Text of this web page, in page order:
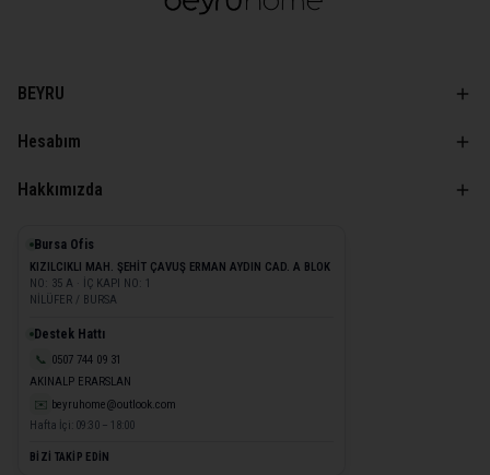
BEYRU
Hesabım
Hakkımızda
Bursa Ofis
KIZILCIKLI MAH. ŞEHİT ÇAVUŞ ERMAN AYDIN CAD. A BLOK
NO: 35 A · İÇ KAPI NO: 1
NİLÜFER / BURSA
Destek Hattı
📞 0507 744 09 31
AKINALP ERARSLAN
✉️ beyruhome@outlook.com
Hafta İçi: 09:30 – 18:00
BİZİ TAKİP EDİN